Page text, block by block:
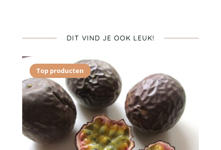
DIT VIND JE OOK LEUK!
Top producten